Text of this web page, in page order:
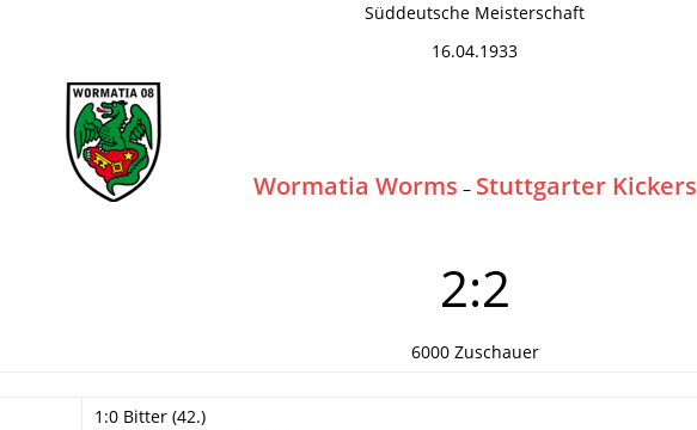
Süddeutsche Meisterschaft
16.04.1933
Wormatia Worms – Stuttgarter Kickers
2:2
6000 Zuschauer
1:0 Bitter (42.)